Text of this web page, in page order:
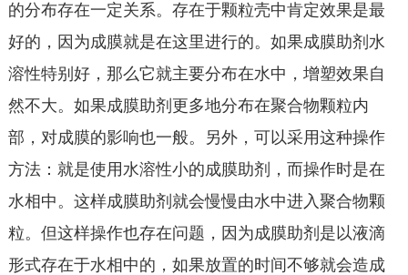
的分布存在一定关系。存在于颗粒壳中肯定效果是最
好的，因为成膜就是在这里进行的。如果成膜助剂水
溶性特别好，那么它就主要分布在水中，增塑效果自
然不大。如果成膜助剂更多地分布在聚合物颗粒内
部，对成膜的影响也一般。另外，可以采用这种操作
方法：就是使用水溶性小的成膜助剂，而操作时是在
水相中。这样成膜助剂就会慢慢由水中进入聚合物颗
粒。但这样操作也存在问题，因为成膜助剂是以液滴
形式存在于水相中的，如果放置的时间不够就会造成